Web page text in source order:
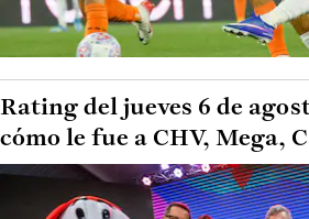
Rating del jueves 6 de
cómo le fue a CHV, Mega,